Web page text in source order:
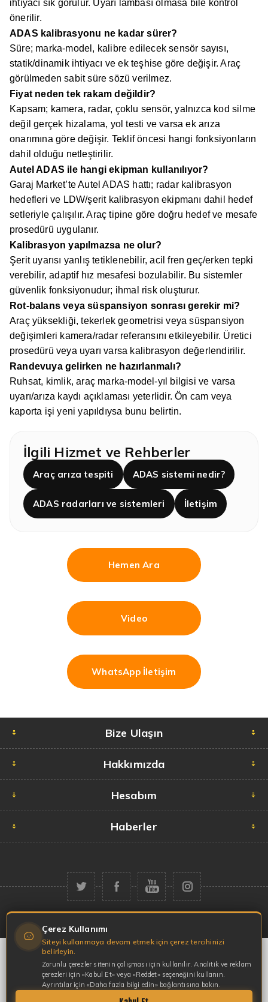
ihtiyacı sık görülür. Uyarı lambası olmasa bile kontrol
önerilir.
ADAS kalibrasyonu ne kadar sürer?
Süre; marka-model, kalibre edilecek sensör sayısı,
statik/dinamik ihtiyacı ve ek teşhise göre değişir. Araç
görülmeden sabit süre sözü verilmez.
Fiyat neden tek rakam değildir?
Kapsam; kamera, radar, çoklu sensör, yalnızca kod silme
değil gerçek hizalama, yol testi ve varsa ek arıza
onarımına göre değişir. Teklif öncesi hangi fonksiyonların
dahil olduğu netleştirilir.
Autel ADAS ile hangi ekipman kullanılıyor?
Garaj Market’te Autel ADAS hattı; radar kalibrasyon
hedefleri ve LDW/şerit kalibrasyon ekipmanı dahil hedef
setleriyle çalışılır. Araç tipine göre doğru hedef ve mesafe
prosedürü uygulanır.
Kalibrasyon yapılmazsa ne olur?
Şerit uyarısı yanlış tetiklenebilir, acil fren geç/erken tepki
verebilir, adaptif hız mesafesi bozulabilir. Bu sistemler
güvenlik fonksiyonudur; ihmal risk oluşturur.
Rot-balans veya süspansiyon sonrası gerekir mi?
Araç yüksekliği, tekerlek geometrisi veya süspansiyon
değişimleri kamera/radar referansını etkileyebilir. Üretici
prosedürü veya uyarı varsa kalibrasyon değerlendirilir.
Randevuya gelirken ne hazırlanmalı?
Ruhsat, kimlik, araç marka-model-yıl bilgisi ve varsa
uyarı/arıza kaydı açıklaması yeterlidir. Ön cam veya
kaporta işi yeni yapıldıysa bunu belirtin.
İlgili Hizmet ve Rehberler
Araç arıza tespiti ADAS sistemi nedir?
ADAS radarları ve sistemleri İletişim
Hemen Ara
Video
WhatsApp İletişim
Bize Ulaşın
Hakkımızda
Hesabım
Haberler
Telif hakkı © 2026 Garaj Market. Tüm hakları saklıdır.
Çerez Kullanımı
Siteyi kullanmaya devam etmek için çerez tercihinizi
belirleyin.
Zorunlu çerezler sitenin çalışması için kullanılır. Analitik ve reklam
çerezleri için «Kabul Et» veya «Reddet» seçeneğini kullanın.
Ayrıntılar için «Daha fazla bilgi edin» bağlantısına bakın.